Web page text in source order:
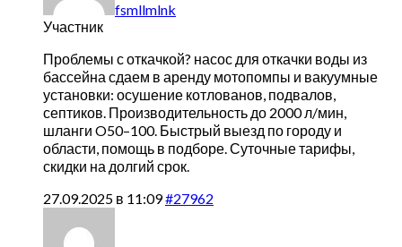
fsmllmlnk
Участник
Проблемы с откачкой? насос для откачки воды из
бассейна сдаем в аренду мотопомпы и вакуумные
установки: осушение котлованов, подвалов,
септиков. Производительность до 2000 л/мин,
шланги O50–100. Быстрый выезд по городу и
области, помощь в подборе. Суточные тарифы,
скидки на долгий срок.
27.09.2025 в 11:09#27962